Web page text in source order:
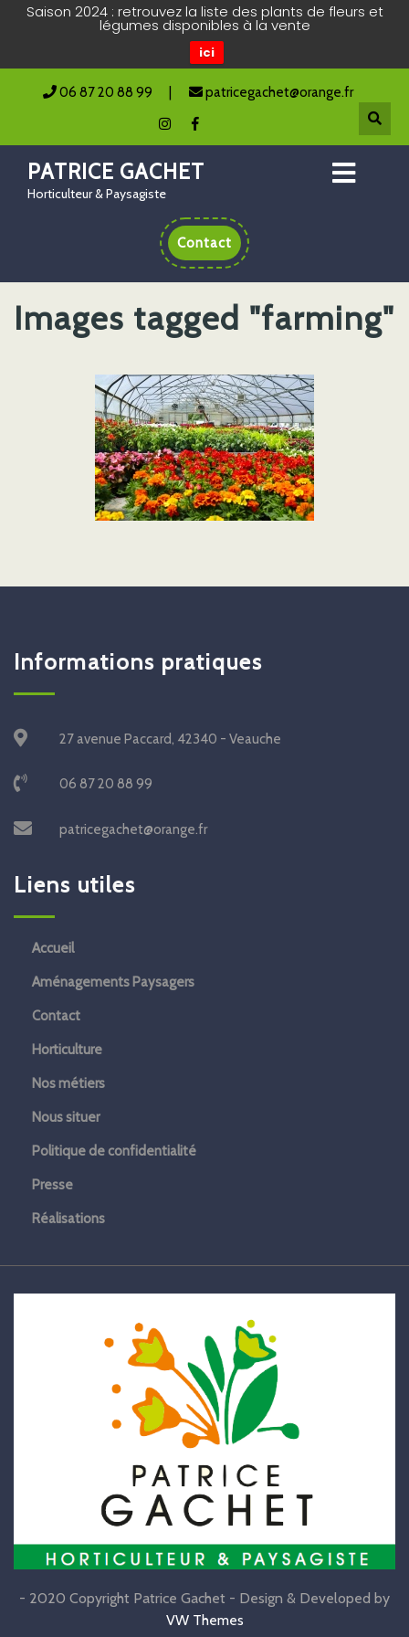
Saison 2024 : retrouvez la liste des plants de fleurs et
légumes disponibles à la vente
ici
06 87 20 88 99 patricegachet@orange.fr
PATRICE GACHET
Horticulteur & Paysagiste
Contact
Images tagged "farming"
Informations pratiques
27 avenue Paccard, 42340 - Veauche
06 87 20 88 99
patricegachet@orange.fr
Liens utiles
Accueil
Aménagements Paysagers
Contact
Horticulture
Nos métiers
Nous situer
Politique de confidentialité
Presse
Réalisations
- 2020 Copyright Patrice Gachet - Design & Developed by
VW Themes